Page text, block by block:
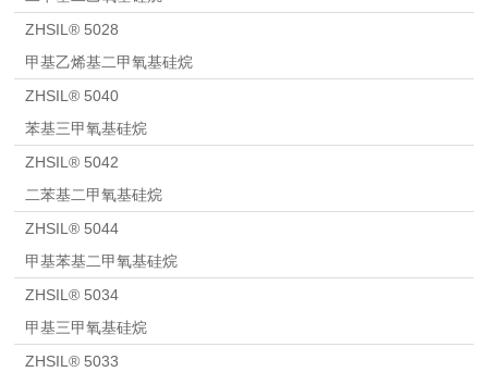
ZHSIL® 5028
甲基乙烯基二甲氧基硅烷
ZHSIL® 5040
苯基三甲氧基硅烷
ZHSIL® 5042
二苯基二甲氧基硅烷
ZHSIL® 5044
甲基苯基二甲氧基硅烷
ZHSIL® 5034
甲基三甲氧基硅烷
ZHSIL® 5033